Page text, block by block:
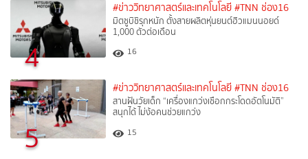
4
#ข่าววิทยาศาสตร์และเทคโนโลยี #TNN ช่อง16
มิตซูบิชิรุกหนัก ตั้งสายผลิตหุ่นยนต์ฮิวแมนนอยด์
1,000 ตัวต่อเดือน
16
5
#ข่าววิทยาศาสตร์และเทคโนโลยี #TNN ช่อง16
สานฝันวัยเด็ก “เครื่องแกว่งเชือกกระโดดอัตโนมัติ”
สนุกได้ ไม่ง้อคนช่วยแกว่ง
15